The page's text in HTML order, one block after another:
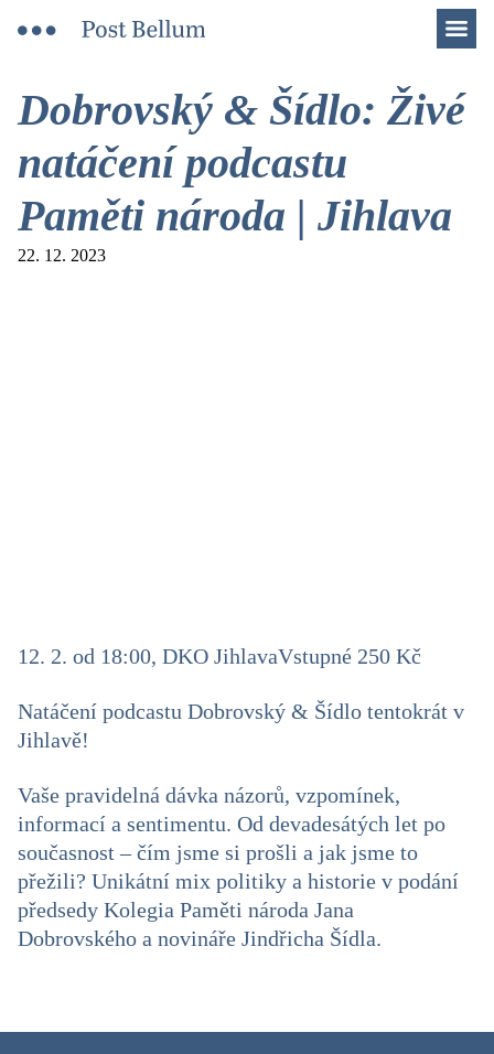
Dobrovský & Šídlo: Živé
natáčení podcastu
Paměti národa | Jihlava
22. 12. 2023
12. 2. od 18:00, DKO JihlavaVstupné 250 Kč
Natáčení podcastu Dobrovský & Šídlo tentokrát v
Jihlavě!
Vaše pravidelná dávka názorů, vzpomínek,
informací a sentimentu. Od devadesátých let po
současnost – čím jsme si prošli a jak jsme to
přežili? Unikátní mix politiky a historie v podání
předsedy Kolegia Paměti národa Jana
Dobrovského a novináře Jindřicha Šídla.